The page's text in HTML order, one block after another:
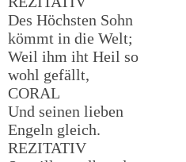
Des Höchsten Sohn
kömmt in die Welt;
Weil ihm iht Heil so
wohl gefällt,
CORAL
Und seinen lieben
Engeln gleich.
REZITATIV